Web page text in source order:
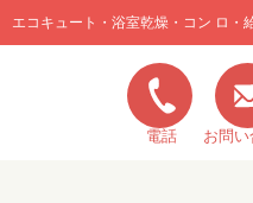
コキュート・浴室乾燥・コン ロ・
電話 お問